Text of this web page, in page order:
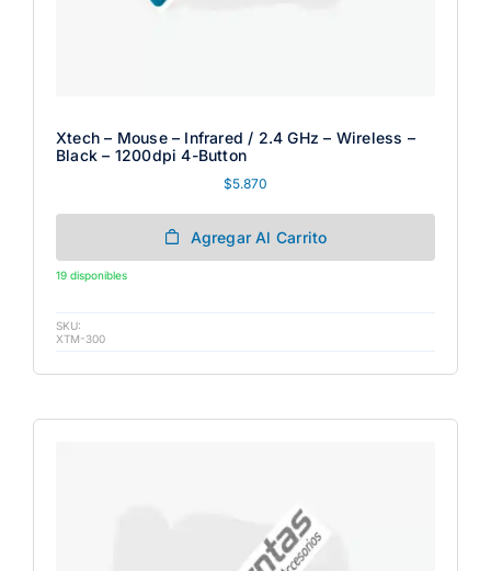
Xtech – Mouse – Infrared / 2.4 GHz – Wireless –
Black – 1200dpi 4-Button
$5.870
Agregar Al Carrito
19 disponibles
SKU:
XTM-300